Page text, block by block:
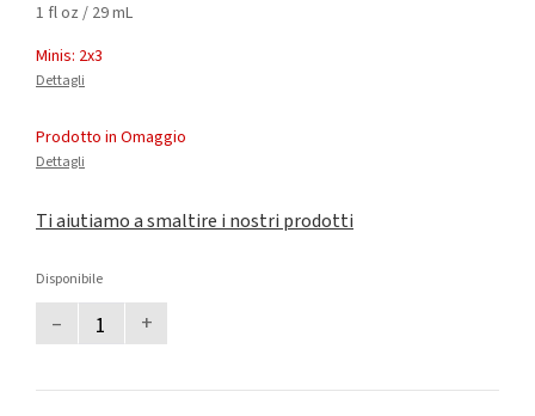
1 fl oz / 29 mL
Minis: 2x3
Dettagli
Prodotto in Omaggio
Dettagli
Ti aiutiamo a smaltire i nostri prodotti
Disponibile
– +